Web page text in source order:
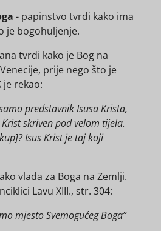
- papinstvo tvrdi kako ima
je bogohuljenje.
tvrdi kako je Bog na
prije nego što je
je rekao:
predstavnik Isusa Krista,
skriven pod velom tijela.
Isus Krist je taj koji
vlada za Boga na Zemlji.
Lavu XIII., str. 304:
mjesto Svemogućeg Boga”